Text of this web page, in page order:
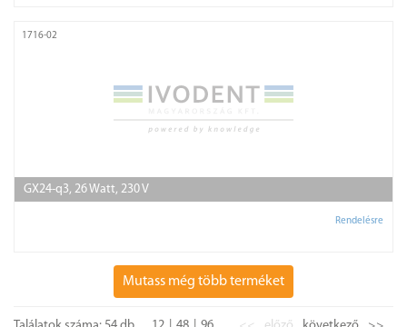
1716-02
GX24-q3, 26 Watt, 230 V
Rendelésre
Mutass még több terméket